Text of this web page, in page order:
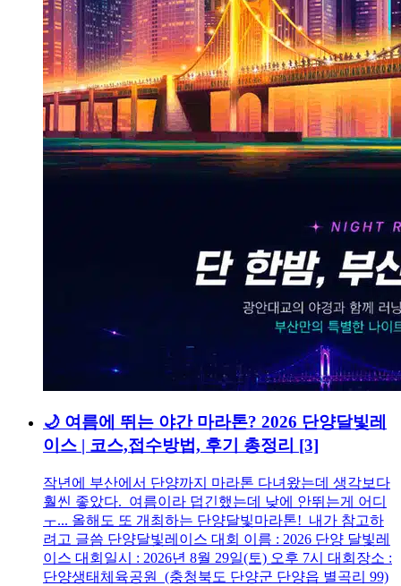
🌙 여름에 뛰는 야간 마라톤? 2026 단양달빛레
이스 | 코스,접수방법, 후기 총정리 [3]
작년에 부산에서 단양까지 마라톤 다녀왔는데 생각보다
훨씬 좋았다. 여름이라 덥긴했는데 낮에 안뛰는게 어디
ㅜ... 올해도 또 개최하는 단양달빛마라톤! 내가 참고하
려고 글씀 단양달빛레이스 대회 이름 : 2026 단양 달빛레
이스 대회일시 : 2026년 8월 29일(토) 오후 7시 대회장소 :
단양생태체육공원 (충청북도 단양군 단양읍 별곡리 99)